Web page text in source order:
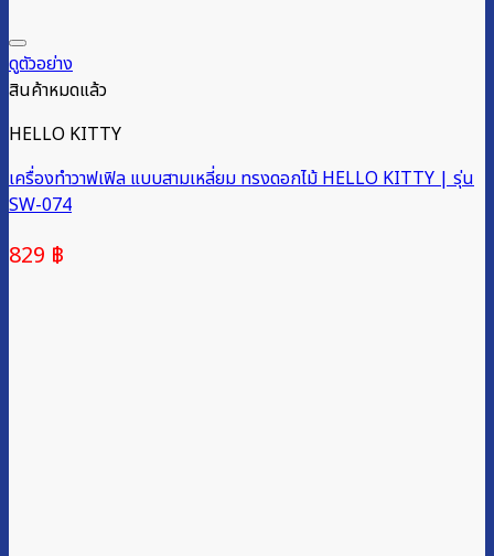
ดูตัวอย่าง
สินค้าหมดแล้ว
HELLO KITTY
เครื่องทำวาฟเฟิล แบบสามเหลี่ยม ทรงดอกไม้ HELLO KITTY | รุ่น
SW-074
829 ฿